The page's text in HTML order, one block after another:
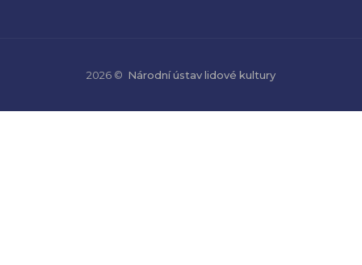
2026 © Národní ústav lidové kultury